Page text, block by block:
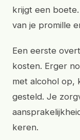
krijgt een
van je promille
Een eerste
kosten. Erger
met alcohol op,
gesteld. Je
keren.